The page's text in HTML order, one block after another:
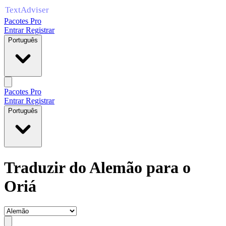
Pacotes Pro
EntrarRegistrar
Português
Pacotes Pro
EntrarRegistrar
Português
Traduzir do Alemão para o
Oriá